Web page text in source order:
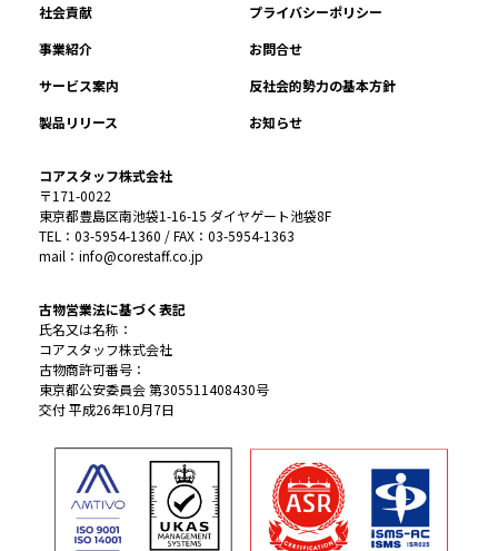
社会貢献
プライバシーポリシー
事業紹介
お問合せ
サービス案内
反社会的勢力の基本方針
製品リリース
お知らせ
コアスタッフ株式会社
〒171-0022
東京都豊島区南池袋1-16-15 ダイヤゲート池袋8F
TEL：03-5954-1360 / FAX：03-5954-1363
mail：info@corestaff.co.jp
古物営業法に基づく表記
氏名又は名称：
コアスタッフ株式会社
古物商許可番号：
東京都公安委員会 第305511408430号
交付 平成26年10月7日